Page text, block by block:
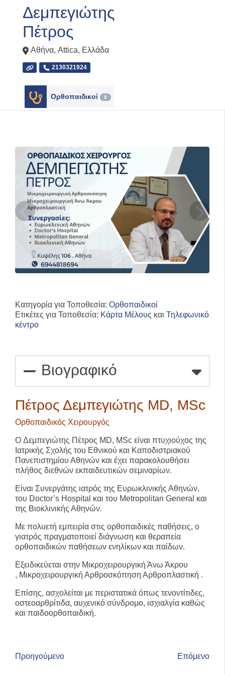
Δεμπεγιώτης
Πέτρος
Αθήνα,Attica, Ελλάδα
2130321924
Ορθοπαιδικοί 5
Κατηγορία για Τοποθεσία: Ορθοπαιδικοί
Ετικέτες για Τοποθεσία: Κάρτα Μέλους και Τηλεφωνικό
κέντρο
Βιογραφικό
Πέτρος Δεμπεγιώτης MD, MSc
Ορθοπαιδικός Χειρουργός
ΟΔεμπεγιώτης Πέτρος MD, MSc είναι πτυχιούχος της
Ιατρικής Σχολής του Εθνικού και Καποδιστριακού
Πανεπιστημίου Αθηνών και έχει παρακολουθήσει
πλήθος διεθνών εκπαιδευτικών σεμιναρίων.
Είναι Συνεργάτης ιατρός της Ευρωκλινικής Αθηνών,
του Doctor’s Hospital και του Metropolitan General και
της Βιοκλινικής Αθηνών.
Με πολυετή εμπειρία στις ορθοπαιδικές παθήσεις, ο
γιατρός πραγματοποιεί διάγνωση και θεραπεία
ορθοπαιδικών παθήσεων ενηλίκων και παίδων.
Εξειδικεύεται στην Μικροχειρουργική Άνω Άκρου
, Μικροχειρουργική Αρθροσκόπηση Αρθροπλαστική .
Επίσης, ασχολείται με περιστατικά όπως τενοντίτιδες,
οστεοαρθρίτιδα, αυχενικό σύνδρομο, ισχιαλγία καθώς
και παιδοορθοπαιδική.
Προηγούμενο Επόμενο